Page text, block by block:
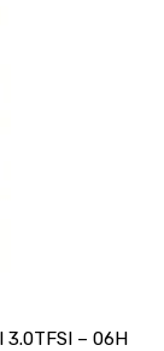
3.0TFSI – 06H